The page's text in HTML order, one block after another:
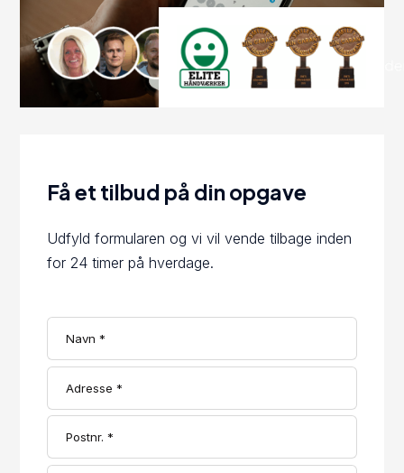
Få et tilbud på din opgave
Udfyld formularen og vi vil vende tilbage inden
for 24 timer på hverdage.